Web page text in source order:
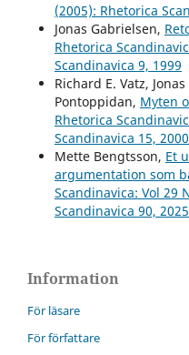
(2005): Rhetorica
Jonas Gabrielsen,
Rhetorica
Scandinavica 9, 1999
Richard E. Vatz,
Pontoppidan, Myten
Rhetorica
Scandinavica 15, 2000
Mette Bengtsson, Et
argumentation som
Scandinavica: Vol 29
Scandinavica 90, 2025
Information
För läsare
För författare